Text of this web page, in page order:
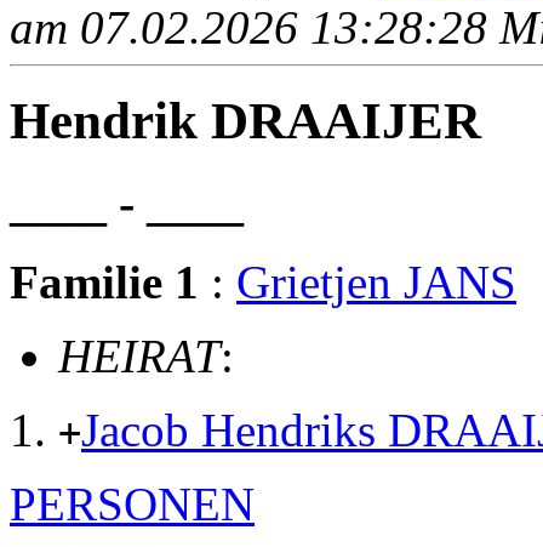
am 07.02.2026 13:28:28
Hendrik DRAAIJER
____ - ____
Familie 1 : Grietjen JANS
HEIRAT:
+Jacob Hendriks
PERSONEN